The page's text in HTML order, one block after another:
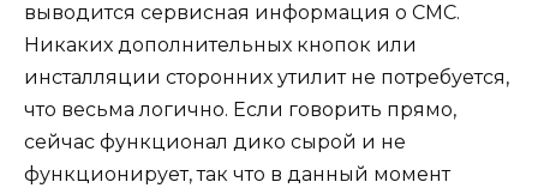
выводится сервисная информация о СМС.
Никаких дополнительных кнопок или
инсталляции сторонних утилит не потребуется,
что весьма логично. Если говорить прямо,
сейчас функционал дико сырой и не
функционирует, так что в данный момент